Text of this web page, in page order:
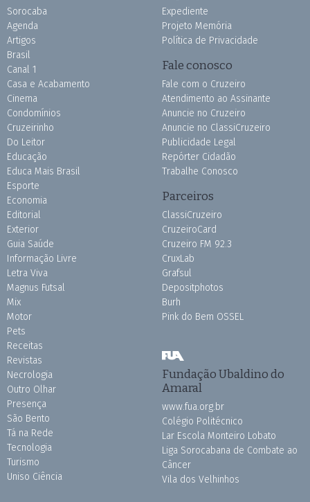
Sorocaba
Agenda
Artigos
Brasil
Canal 1
Casa e Acabamento
Cinema
Condomínios
Cruzeirinho
Do Leitor
Educação
Educa Mais Brasil
Esporte
Economia
Editorial
Exterior
Guia Saúde
Informação Livre
Letra Viva
Magnus Futsal
Mix
Motor
Pets
Receitas
Revistas
Necrologia
Outro Olhar
Presença
São Bento
Tá na Rede
Tecnologia
Turismo
Uniso Ciência
Expediente
Projeto Memória
Política de Privacidade
Fale conosco
Fale com o Cruzeiro
Atendimento ao Assinante
Anuncie no Cruzeiro
Anuncie no ClassiCruzeiro
Publicidade Legal
Repórter Cidadão
Trabalhe Conosco
Parceiros
ClassiCruzeiro
CruzeiroCard
Cruzeiro FM 92.3
CruxLab
Grafsul
Depositphotos
Burh
Pink do Bem OSSEL
Fundação Ubaldino do
Amaral
www.fua.org.br
Colégio Politécnico
Lar Escola Monteiro Lobato
Liga Sorocabana de Combate ao
Câncer
Vila dos Velhinhos